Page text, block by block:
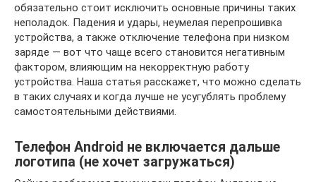
обязательно стоит исключить основные причины таких
неполадок. Падения и удары, неумелая перепрошивка
устройства, а также отключение телефона при низком
заряде — вот что чаще всего становится негативным
фактором, влияющим на некорректную работу
устройства. Наша статья расскажет, что можно сделать
в таких случаях и когда лучше не усугублять проблему
самостоятельными действиями.
Телефон Android не включается дальше
логотипа (не хочет загружаться)